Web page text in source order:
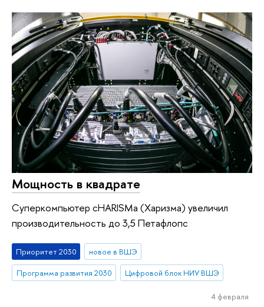
Мощность в квадрате
Суперкомпьютер cHARISMa (Харизма) увеличил
производительность до 3,5 Петафлопс
Приоритет 2030
новое в ВШЭ
Программа развития 2030
Цифровой блок НИУ ВШЭ
4 февраля